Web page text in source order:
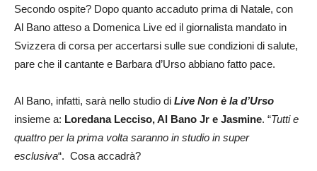
Secondo ospite? Dopo quanto accaduto prima di Natale, con
Al Bano atteso a Domenica Live ed il giornalista mandato in
Svizzera di corsa per accertarsi sulle sue condizioni di salute,
pare che il cantante e Barbara d’Urso abbiano fatto pace.
Al Bano, infatti, sarà nello studio di Live Non è la d’Urso
insieme a: Loredana Lecciso, Al Bano Jr e Jasmine. “Tutti e
quattro per la prima volta saranno in studio in super
esclusiva“. Cosa accadrà?